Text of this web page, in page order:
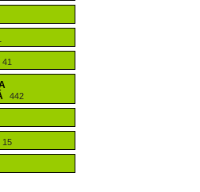
41
442
15